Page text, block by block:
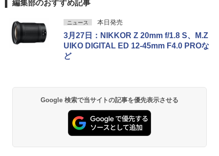
編集部のおすすめ記事
ニュース 本日発売
3月27日：NIKKOR Z 20mm f/1.8 S、M.Z
UIKO DIGITAL ED 12-45mm F4.0 PROな
ど
Google 検索で当サイトの記事を優先表示させる